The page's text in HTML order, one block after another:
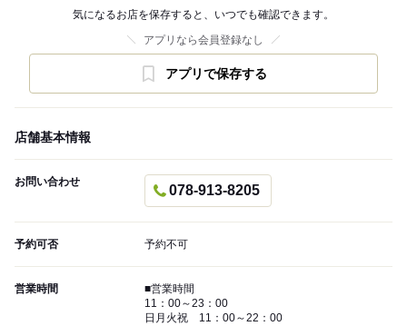
気になるお店を保存すると、いつでも確認できます。
アプリなら会員登録なし
アプリで保存する
店舗基本情報
お問い合わせ
078-913-8205
予約可否 予約不可
営業時間
■営業時間
11：00～23：00
日月火祝 11：00～22：00